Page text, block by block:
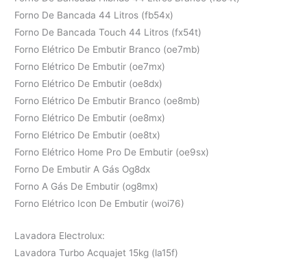
Forno De Bancada 44 Litros (fb54x)
Forno De Bancada Touch 44 Litros (fx54t)
Forno Elétrico De Embutir Branco (oe7mb)
Forno Elétrico De Embutir (oe7mx)
Forno Elétrico De Embutir (oe8dx)
Forno Elétrico De Embutir Branco (oe8mb)
Forno Elétrico De Embutir (oe8mx)
Forno Elétrico De Embutir (oe8tx)
Forno Elétrico Home Pro De Embutir (oe9sx)
Forno De Embutir A Gás Og8dx
Forno A Gás De Embutir (og8mx)
Forno Elétrico Icon De Embutir (woi76)
Lavadora Electrolux:
Lavadora Turbo Acquajet 15kg (la15f)